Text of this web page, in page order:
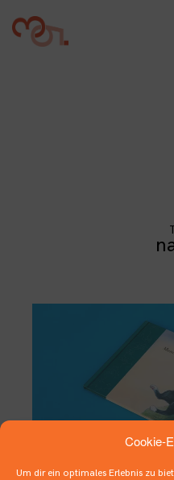
Cookie-
Um dir ein optimales Erlebnis zu
content